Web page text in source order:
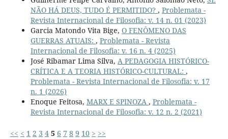
NÃO HÁ DEUS, TUDO É PERMITIDO? , Problemata -
Revista Internacional de Filosofia: v. 14 n. 01 (2023)
Garcia Matondo Vita Bige, O FENÔMENO DAS
GUERRAS ATUAIS: , Problemata - Revista
Internacional de Filosofia: v. 16 n. 4 (2025)
José Ribamar Lima Silva, A PEDAGOGIA HISTÓRICO-
CRÍTICA E A TEORIA HISTÓRICO-CULTURAL: ,
Problemata - Revista Internacional de Filosofia: v. 17
n. 1 (2026)
Enoque Feitosa, MARX E SPINOZA , Problemata -
Revista Internacional de Filosofia: v. 12 n. 2 (2021)
<< < 1 2 3 4 5 6 7 8 9 10 > >>